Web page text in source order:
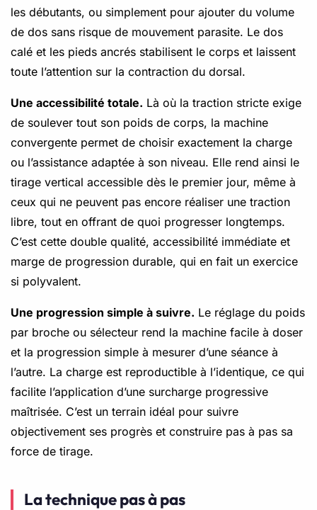
les débutants, ou simplement pour ajouter du volume
de dos sans risque de mouvement parasite. Le dos
calé et les pieds ancrés stabilisent le corps et laissent
toute l’attention sur la contraction du dorsal.
Une accessibilité totale. Là où la traction stricte exige
de soulever tout son poids de corps, la machine
convergente permet de choisir exactement la charge
ou l’assistance adaptée à son niveau. Elle rend ainsi le
tirage vertical accessible dès le premier jour, même à
ceux qui ne peuvent pas encore réaliser une traction
libre, tout en offrant de quoi progresser longtemps.
C’est cette double qualité, accessibilité immédiate et
marge de progression durable, qui en fait un exercice
si polyvalent.
Une progression simple à suivre. Le réglage du poids
par broche ou sélecteur rend la machine facile à doser
et la progression simple à mesurer d’une séance à
l’autre. La charge est reproductible à l’identique, ce qui
facilite l’application d’une surcharge progressive
maîtrisée. C’est un terrain idéal pour suivre
objectivement ses progrès et construire pas à pas sa
force de tirage.
La technique pas à pas